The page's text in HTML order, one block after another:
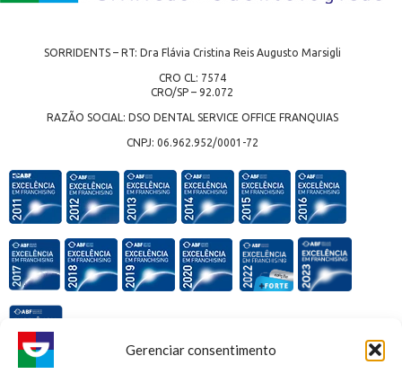
Gerenciar consentimento
SORRIDENTS – RT: Dra Flávia Cristina Reis Augusto Marsigli
CRO CL: 7574
CRO/SP – 92.072
RAZÃO SOCIAL: DSO DENTAL SERVICE OFFICE FRANQUIAS
CNPJ: 06.962.952/0001-72